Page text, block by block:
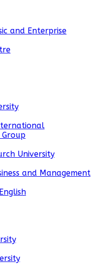
and Enterprise
University
and Management